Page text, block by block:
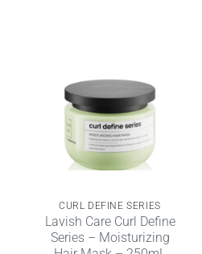
CURL DEFINE SERIES
Lavish Care Curl Define
Series – Moisturizing